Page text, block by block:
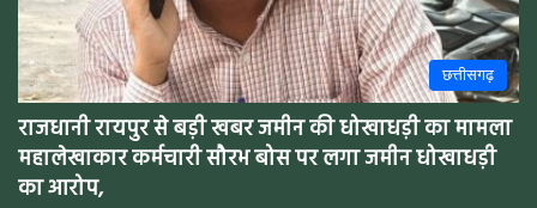
छत्तीसगढ़
राजधानी रायपुर से बड़ी खबर जमीन की धोखाधड़ी का मामला
महालेखाकार कर्मचारी सौरभ बोस पर लगा जमीन धोखाधड़ी
का आरोप,